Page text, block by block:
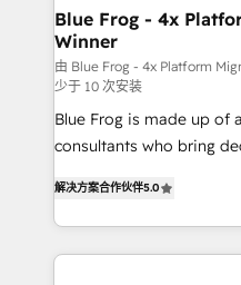
dedicated to HubSpot
team (50+), we work
B2B sectors such as
business services. We
business case that
impact of your digital
believe in the power of
embark on a
Blue Frog - 4x
Winner
由 Blue Frog - 4x Platform
少于 10 次安装
Blue Frog is made up of
consultants who bring
Frog is a top, trusted
ecosystem for a reason.
decade of experience
解决方案合作伙伴5.0